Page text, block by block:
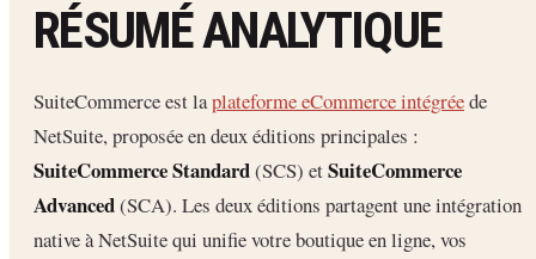
RÉSUMÉ ANALYTIQUE
SuiteCommerce est laplateforme eCommerce intégréede
NetSuite, proposée en deux éditions principales :
SuiteCommerce Standard(SCS) etSuiteCommerce
Advanced(SCA). Les deux éditions partagent une intégration
native à NetSuite qui unifie votre boutique en ligne, vos